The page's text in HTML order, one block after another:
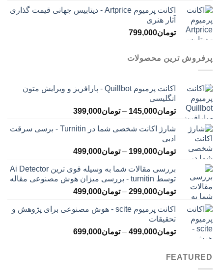
اکانت پرمیوم Artprice - دیتابیس جهانی قیمت ‌گذاری
آثار هنری
تومان799,000
پرفروش ترین محصولات
اکانت پرمیوم Quillbot - پارافریز و ویرایش متون
انگلیسی
تومان145,000
– تومان399,000محدوده
تومان145,000
تومان399,000
شارژ اکانت شخصی شما در Turnitin - برسی سرقت
ادبی
تومان199,000
– تومان499,000محدوده
تومان199,000
تا
تومان499,000
بررسی مقالات شما به وسیله قوی ترین Ai Detector
توسط turnitin - بررسی میزان هوش مصنوعی مقاله
تومان299,000
– تومان499,000محدوده
تومان299,000
تومان499,000
اکانت پرمیوم scite - هوش مصنوعی برای پژوهش و
تحقیقات
تومان499,000
– تومان699,000محدوده
FEATURED